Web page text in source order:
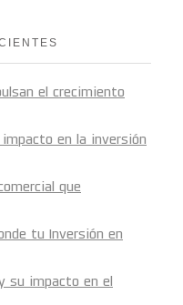
el crecimiento
impacto en la inversión
que
tu Inversión en
su impacto en el